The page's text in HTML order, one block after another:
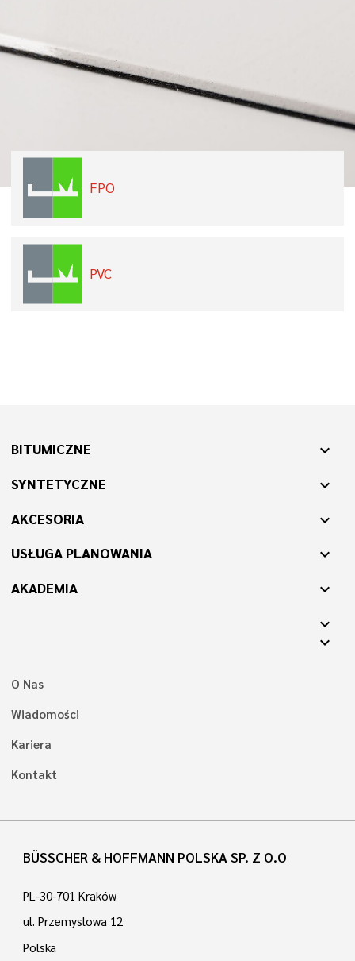
FPO
PVC
BITUMICZNE expand_more
SYNTETYCZNE expand_more
AKCESORIA expand_more
USŁUGA PLANOWANIA expand_more
AKADEMIA
expand_more
expand_more
expand_more
O Nas
Wiadomości
Kariera
Kontakt
BÜSSCHER & HOFFMANN POLSKA SP. Z O.O
PL-30-701 Kraków
ul. Przemyslowa 12
Polska